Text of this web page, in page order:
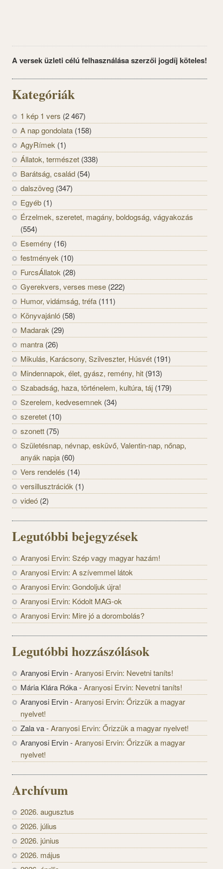
A versek üzleti célú felhasználása szerzői jogdíj köteles!
Kategóriák
1 kép 1 vers (2 467)
A nap gondolata (158)
AgyRímek (1)
Állatok, természet (338)
Barátság, család (54)
dalszöveg (347)
Egyéb (1)
Érzelmek, szeretet, magány, boldogság, vágyakozás
(554)
Esemény (16)
festmények (10)
FurcsÁllatok (28)
Gyerekvers, verses mese (222)
Humor, vidámság, tréfa (111)
Könyvajánló (58)
Madarak (29)
mantra (26)
Mikulás, Karácsony, Szilveszter, Húsvét (191)
Mindennapok, élet, gyász, remény, hit (913)
Szabadság, haza, történelem, kultúra, táj (179)
Szerelem, kedvesemnek (34)
szeretet (10)
szonett (75)
Születésnap, névnap, esküvő, Valentin-nap, nőnap,
anyák napja (60)
Vers rendelés (14)
versillusztrációk (1)
videó (2)
Legutóbbi bejegyzések
Aranyosi Ervin: Szép vagy magyar hazám!
Aranyosi Ervin: A szívemmel látok
Aranyosi Ervin: Gondoljuk újra!
Aranyosi Ervin: Kódolt MAG-ok
Aranyosi Ervin: Mire jó a dorombolás?
Legutóbbi hozzászólások
Aranyosi Ervin-Aranyosi Ervin: Nevetni taníts!
Mária Klára Róka-Aranyosi Ervin: Nevetni taníts!
Aranyosi Ervin-Aranyosi Ervin: Őrizzük a magyar
nyelvet!
Zala va-Aranyosi Ervin: Őrizzük a magyar nyelvet!
Aranyosi Ervin-Aranyosi Ervin: Őrizzük a magyar
nyelvet!
Archívum
2026. augusztus
2026. július
2026. június
2026. május